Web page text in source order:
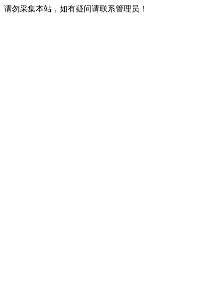
请勿采集本站，如有疑问请联系管理员！